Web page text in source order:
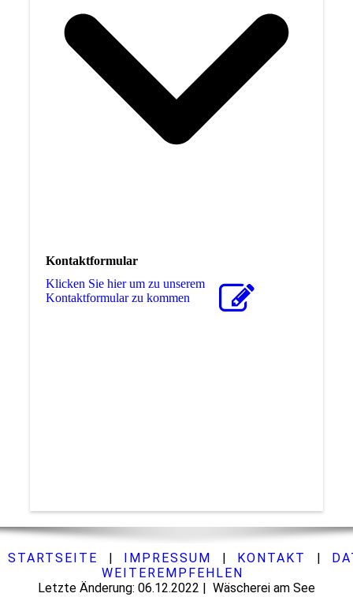
Kontaktformular
Klicken Sie hier um zu unserem
Kon­takt­for­mu­lar zu kommen
STARTSEITE | IMPRESSUM | KONTAKT |
WEITEREMPFEHLEN
Letzte Änderung: 06.12.2022 | Wäscherei am See